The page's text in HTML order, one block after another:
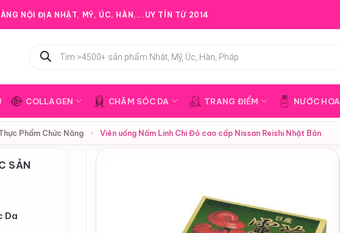
NỘI ĐỊA NHẬT, MỸ, ÚC, HÀN,...UY TÍN TỪ 2014
kiếm
COLLAGEN CHĂM SÓC DA TRANG ĐIỂM NƯỚC HOA
Phẩm Chức Năng › Viên uống Nấm Linh Chi Đỏ cao cấp Nissan Reishi Nhật Bản
SẢN
Da